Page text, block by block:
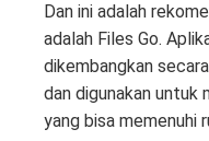
Dan ini adalah
adalah Files Go.
dikembangkan
dan digunakan untuk
yang bisa memenuhi